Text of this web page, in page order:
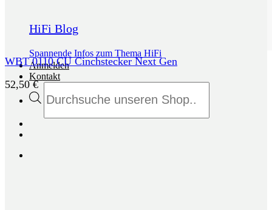
HiFi Blog
Spannende Infos zum Thema HiFi
Anmelden
Kontakt
search
WBT 0110 CU Cinchstecker Next Gen
52,50€